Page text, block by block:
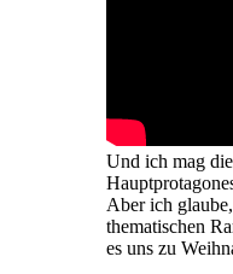
Und ich mag
Aber ich
thematischen
es uns zu